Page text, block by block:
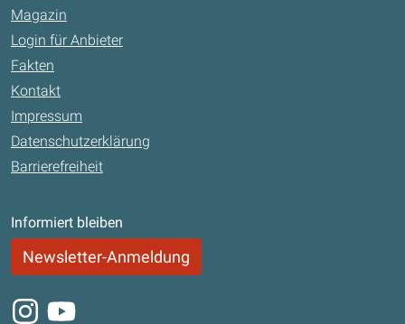
Magazin
Login für Anbieter
Fakten
Kontakt
Impressum
Datenschutzerklärung
Barrierefreiheit
Informiert bleiben
Newsletter-Anmeldung
Instagram
Youtube